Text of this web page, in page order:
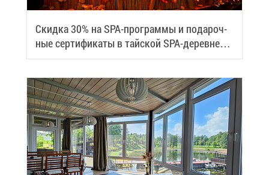
Скид­ка 30% на SPA-про­грам­мы и по­да­роч­
ные сер­ти­фи­ка­ты в тай­ской SPA-де­ревне
Samui